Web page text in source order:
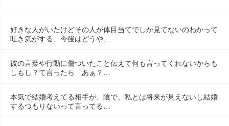
好きな人がいたけどその人が体目当てでしか見てないのわかって
吐き気がする、今後はどうや…
彼の言葉や行動に傷ついたこと伝えて何も言ってくれないからも
しもし？て言ったら「あぁ？…
本気で結婚考えてる相手が、陰で、私とは将来が見えないし結婚
するつもりないって言ってる…